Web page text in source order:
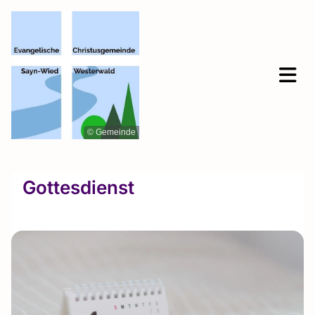
© Gemeinde
Gottesdienst